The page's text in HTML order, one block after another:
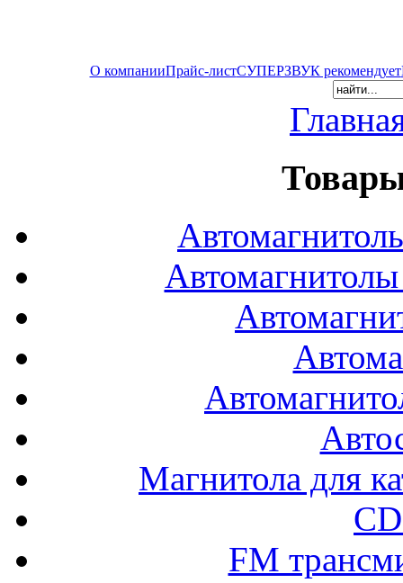
О компанииПрайс-листСУПЕРЗВУК рекомендует
Магнитола для
FM